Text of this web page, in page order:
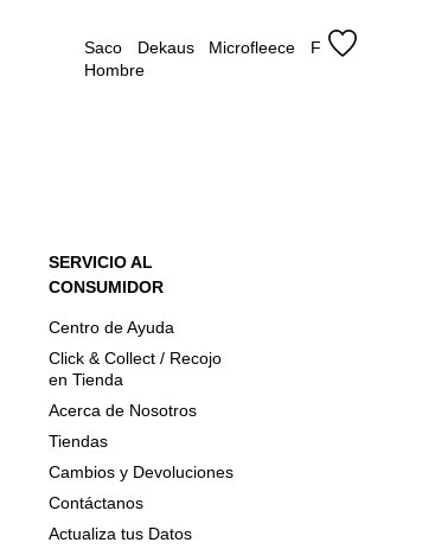
Saco Dekaus Microfleece F
Hombre
SERVICIO AL
CONSUMIDOR
Centro de Ayuda
Click & Collect / Recojo
en Tienda
Acerca de Nosotros
Tiendas
Cambios y Devoluciones
Contáctanos
Actualiza tus Datos